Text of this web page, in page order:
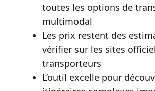
toutes les options de
multimodal
Les prix restent des
vérifier sur les sites
transporteurs
L’outil excelle pour